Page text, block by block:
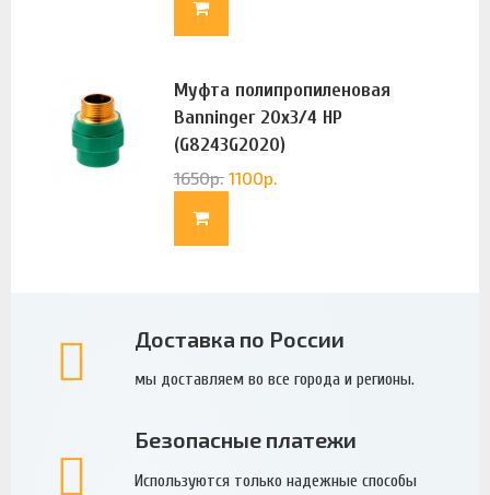
Муфта полипропиленовая
Banninger 20х3/4 НР
(G8243G2020)
1650р. 1100р.
Доставка по России
мы доставляем во все города и регионы.
Безопасные платежи
Используются только надежные способы